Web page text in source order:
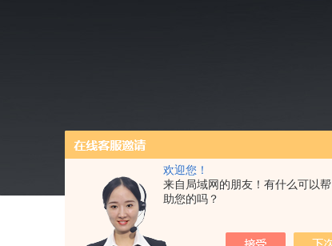
欢迎您！
来自局域网的朋友！有什么可以帮
助您的吗？